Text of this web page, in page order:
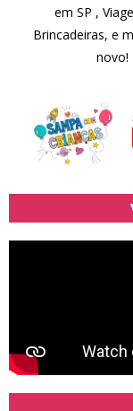
em SP ,
Brincadeiras, e
novo!